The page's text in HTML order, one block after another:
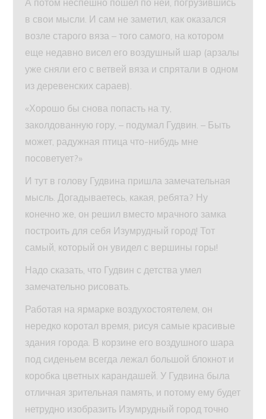
А потом неспешно пошел по ней, погрузившись
в свои мысли. И сам не заметил, как оказался
возле старого вяза – того самого, на котором
еще недавно висел его воздушный шар (арзалы
уже сняли его с ветвей вяза и спрятали в одном
из деревенских сараев).
«Хорошо бы снова попасть на ту,
заколдованную гору, – подумал Гудвин. – Быть
может, радужная птица что-нибудь мне
посоветует?»
И тут в голову Гудвина пришла замечательная
мысль. Догадываетесь, какая, ребята? Ну
конечно же, он решил вместо мрачного замка
построить для себя Изумрудный город! Тот
самый, который он увидел с вершины горы!
Надо сказать, что Гудвин с детства умел
замечательно рисовать.
Работая на ярмарке воздухостоятелем, он
нередко коротал время, рисуя самые красивые
здания города. В корзине его воздушного шара
под сиденьем всегда лежал большой блокнот и
коробка цветных карандашей. У Гудвина была
отличная зрительная память, и потому ему будет
нетрудно изобразить Изумрудный город точно